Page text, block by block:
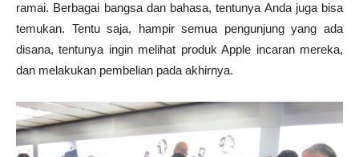
ramai. Berbagai bangsa dan bahasa, tentunya Anda juga bisa
temukan. Tentu saja, hampir semua pengunjung yang ada
disana, tentunya ingin melihat produk Apple incaran mereka,
dan melakukan pembelian pada akhirnya.